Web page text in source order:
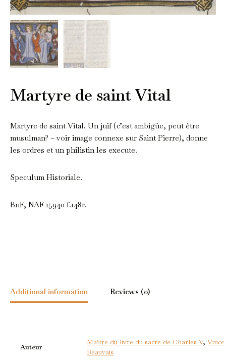
Martyre de saint Vital
Martyre de saint Vital. Un juif (c’est ambigüe, peut être
musulman? – voir image connexe sur Saint Pierre), donne
les ordres et un philistin les execute.
Speculum Historiale.
BnF, NAF 15940 f.148r.
Additional information Reviews (0)
Auteur
Maître du livre du sacre de Charles V,
Beauvais